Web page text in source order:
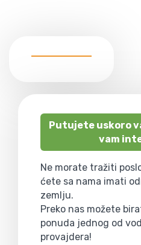
Putujete uskoro
vam
Ne morate tražiti
ćete sa nama imati
zemlju.
Preko nas možete
ponuda jednog od
provajdera!